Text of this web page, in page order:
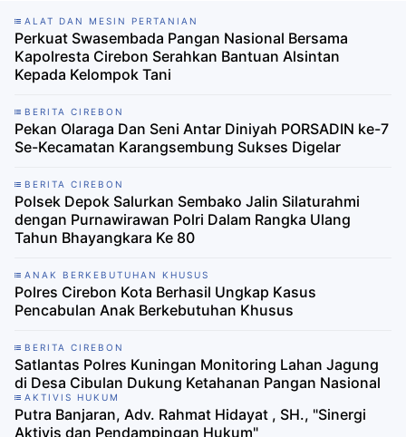
ALAT DAN MESIN PERTANIAN
Perkuat Swasembada Pangan Nasional Bersama
Kapolresta Cirebon Serahkan Bantuan Alsintan
Kepada Kelompok Tani
BERITA CIREBON
Pekan Olaraga Dan Seni Antar Diniyah PORSADIN ke-7
Se-Kecamatan Karangsembung Sukses Digelar
BERITA CIREBON
Polsek Depok Salurkan Sembako Jalin Silaturahmi
dengan Purnawirawan Polri Dalam Rangka Ulang
Tahun Bhayangkara Ke 80
ANAK BERKEBUTUHAN KHUSUS
Polres Cirebon Kota Berhasil Ungkap Kasus
Pencabulan Anak Berkebutuhan Khusus
BERITA CIREBON
Satlantas Polres Kuningan Monitoring Lahan Jagung
di Desa Cibulan Dukung Ketahanan Pangan Nasional
AKTIVIS HUKUM
Putra Banjaran, Adv. Rahmat Hidayat , SH., "Sinergi
Aktivis dan Pendampingan Hukum"